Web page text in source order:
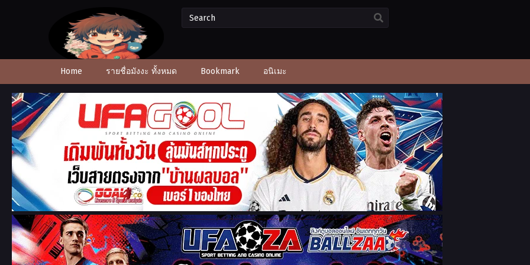
Home รายชื่อมังงะ ทั้งหมด Bookmark อนิเมะ